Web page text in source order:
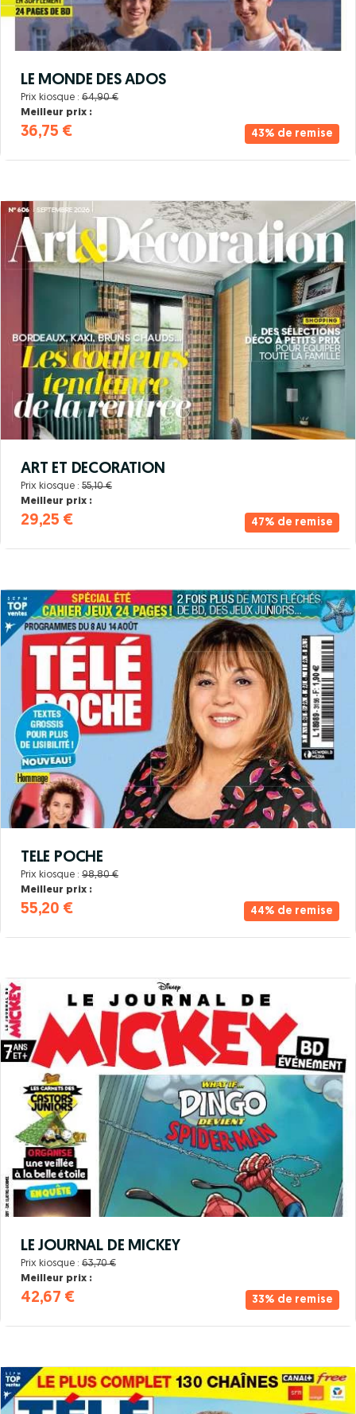
43% de remise
LE MONDE DES ADOS
Prix kiosque : 64,90 €
Meilleur prix :
36,75 €
47% de remise
ART ET DECORATION
Prix kiosque : 55,10 €
Meilleur prix :
29,25 €
44% de remise
TELE POCHE
Prix kiosque : 98,80 €
Meilleur prix :
55,20 €
33% de remise
LE JOURNAL DE MICKEY
Prix kiosque : 63,70 €
Meilleur prix :
42,67 €